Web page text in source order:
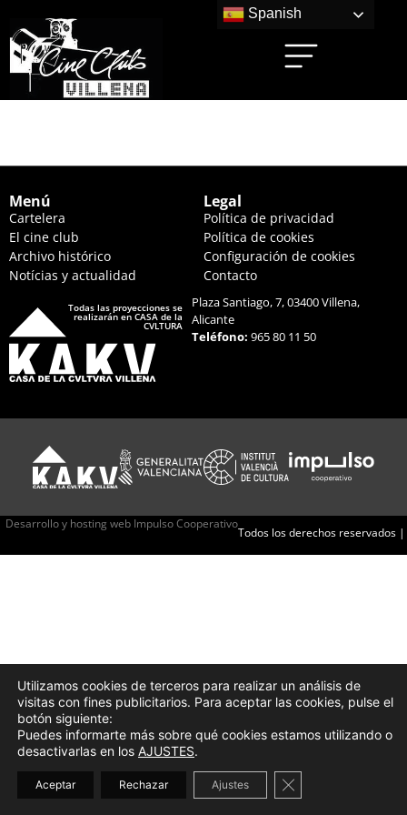
Menú
Cartelera
El cine club
Archivo histórico
Notícias y actualidad
Legal
Política de privacidad
Política de cookies
Configuración de cookies
Contacto
Todas las proyecciones se
realizarán en CASA de la
CVLTURA
Plaza Santiago, 7, 03400 Villena,
Alicante
Teléfono:965 80 11 50
Todos los derechos reservados |
Desarrollo y hosting web Impulso Cooperativo
Spanish
Utilizamos cookies de terceros para realizar un análisis de
visitas con fines publicitarios. Para aceptar las cookies, pulse el
botón siguiente:
Puedes informarte más sobre qué cookies estamos utilizando o
desactivarlas en los AJUSTES.
Aceptar Rechazar Ajustes Cerrar el banner de